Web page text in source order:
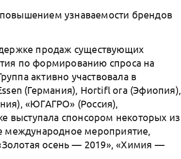
узнаваемости брендов
продаж существующих
по формированию спроса на
активно участвовала в
(Германия), Hortifl ora (Эфиопия),
«ЮГАГРО» (Россия),
выступала спонсором некоторых из
международное мероприятие,
осень — 2019», «Химия —